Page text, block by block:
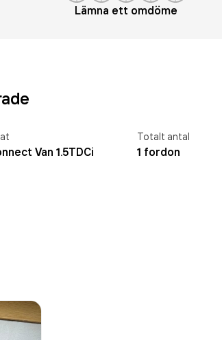
Lämna ett omdöme
Van 1.5TDCi
Totalt antal
1 fordon